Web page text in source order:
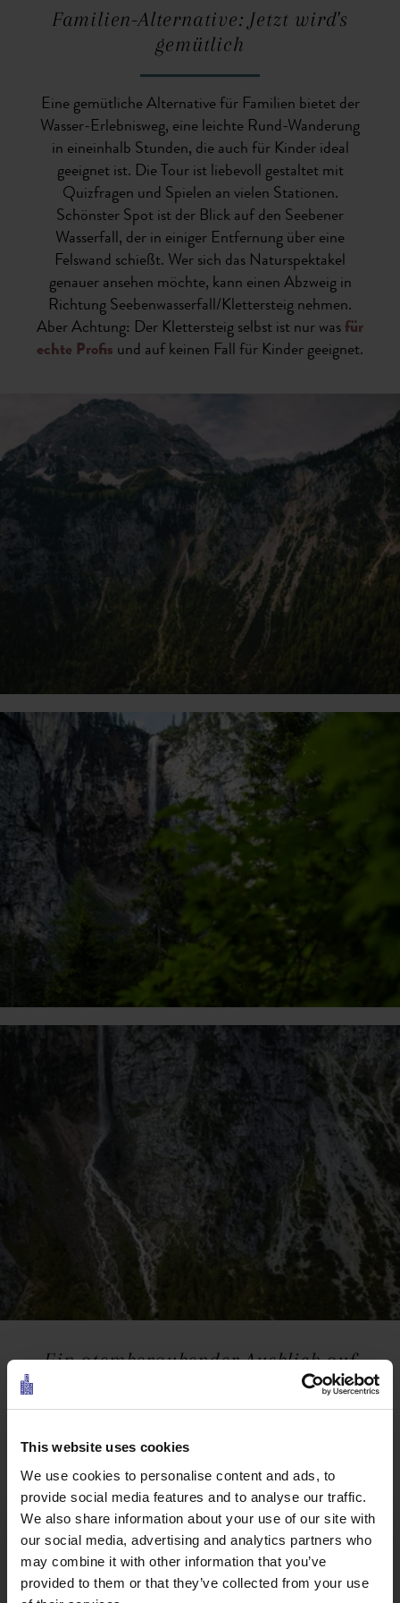
This website uses cookies
We use cookies to personalise content and ads, to
provide social media features and to analyse our traffic.
We also share information about your use of our site with
our social media, advertising and analytics partners who
may combine it with other information that you’ve
provided to them or that they’ve collected from your use
Familien-Alternative: Jetzt wird's
gemütlich
Eine gemütliche Alternative für Familien bietet der
Wasser-Erlebnisweg, eine leichte Rund-Wanderung
in eineinhalb Stunden, die auch für Kinder ideal
geeignet ist. Die Tour ist liebevoll gestaltet mit
Quizfragen und Spielen an vielen Stationen.
Schönster Spot ist der Blick auf den Seebener
Wasserfall, der in einiger Entfernung über eine
Felswand schießt. Wer sich das Naturspektakel
genauer ansehen möchte, kann einen Abzweig in
Richtung Seebenwasserfall/Klettersteig nehmen.
Aber Achtung: Der Klettersteig selbst ist nur was für
echte Profis und auf keinen Fall für Kinder geeignet.
Ein atemberaubender Ausblick auf
die Tiroler Zugspitz Arena
Der Thaneller gehört zu den top Aussichtsgipfeln
und deshalb auf jeden Fall zu den
atemberaubendsten Spots in der Tiroler Zugspitz
Arena. Die mittelschwere, beliebte Tour auf die
2.341 Meter Spitze dauert etwa drei Stunden. Sie
führt zum Kampeleplatz, dann steiler hinauf zum
Südgrat des Thanellers. Der Blick auf die Tiroler